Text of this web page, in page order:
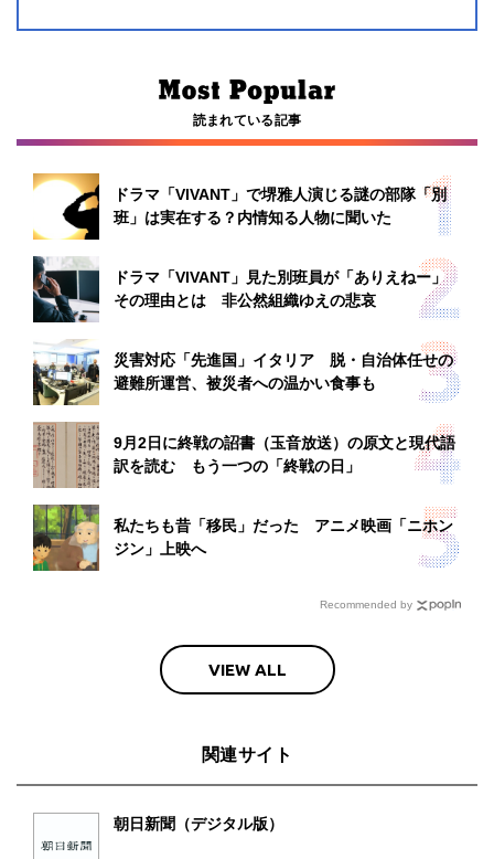
読まれている記事
ドラマ「VIVANT」で堺雅人演じる謎の部隊「別
班」は実在する？内情知る人物に聞いた
ドラマ「VIVANT」見た別班員が「ありえねー」
その理由とは 非公然組織ゆえの悲哀
災害対応「先進国」イタリア 脱・自治体任せの
避難所運営、被災者への温かい食事も
9月2日に終戦の詔書（玉音放送）の原文と現代語
訳を読む もう一つの「終戦の日」
私たちも昔「移民」だった アニメ映画「ニホン
ジン」上映へ
Recommended by
VIEW ALL
関連サイト
朝日新聞（デジタル版）